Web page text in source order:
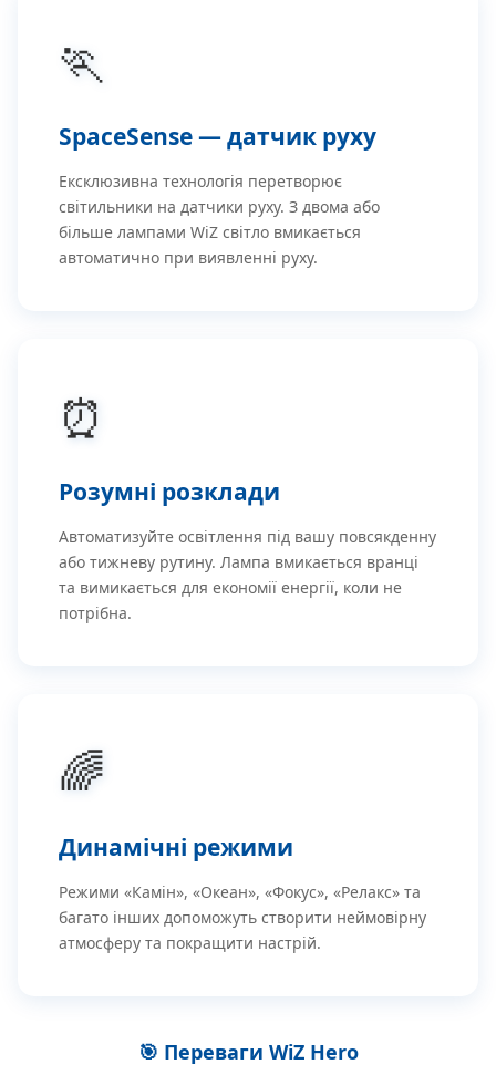
🏃
SpaceSense — датчик руху
Ексклюзивна технологія перетворює
світильники на датчики руху. З двома або
більше лампами WiZ світло вмикається
автоматично при виявленні руху.
⏰
Розумні розклади
Автоматизуйте освітлення під вашу повсякденну
або тижневу рутину. Лампа вмикається вранці
та вимикається для економії енергії, коли не
потрібна.
🌈
Динамічні режими
Режими «Камін», «Океан», «Фокус», «Релакс» та
багато інших допоможуть створити неймовірну
атмосферу та покращити настрій.
🎯 Переваги WiZ Hero